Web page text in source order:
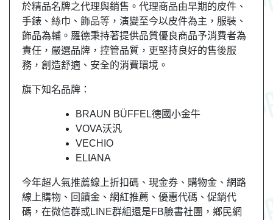
於精品名牌之代理與銷售。代理商品由早期的皮件、
手錶、絲巾、飾品等，演變至今以皮件為主，服裝、
飾品為輔。羅德秉持著提供品質優良商品予消費者為
責任，嚴選品牌，控管品質，更堅持良好的售後服
務，創造舒適、安全的消費環境。
旗下知名品牌：
BRAUN BÜFFEL德國小金牛
VOVA沃汎
VECHIO
ELIANA
今年超人氣推薦線上折扣碼、現金券、購物金、網路
線上購物、回饋金、網紅推薦、優惠代碼、促銷代
碼，在微信群或LINE群組還是FB臉書社團， 鄉民網